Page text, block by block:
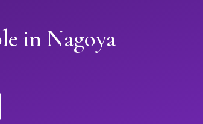
in Nagoya